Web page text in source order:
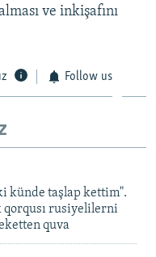
ve inkişafını
Follow us
künde taşlap kettim".
rusiyelilerni
quva